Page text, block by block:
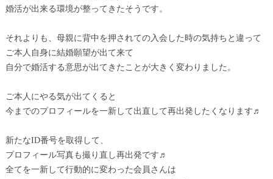
婚活が出来る環境が整ってきたそうです。
それよりも、母親に背中を押されての入会した時の気持ちと違って
ご本人自身に結婚願望が出て来て
自分で婚活する意思が出てきたことが大きく変わりました。
ご本人にやる気が出てくると
今までのプロフィールを一新して出直して再出発したくなります♬
新たなID番号を取得して、
プロフィール写真も撮り直し再出発です♬
全てを一新して行動的に変わった会員さんは